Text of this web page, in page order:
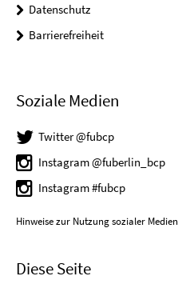
Datenschutz
Barrierefreiheit
Soziale Medien
Twitter @fubcp
Instagram @fuberlin_bcp
Instagram #fubcp
Hinweise zur Nutzung sozialer Medien
Diese Seite